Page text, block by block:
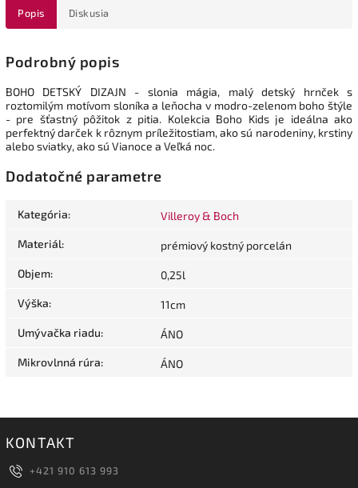
Popis Diskusia
Podrobný popis
BOHO DETSKÝ DIZAJN - slonia mágia, malý detský hrnček s
roztomilým motívom sloníka a leňocha v modro-zelenom boho štýle
- pre šťastný pôžitok z pitia. Kolekcia Boho Kids je ideálna ako
perfektný darček k rôznym príležitostiam, ako sú narodeniny, krstiny
alebo sviatky, ako sú Vianoce a Veľká noc.
Dodatočné parametre
Kategória: Villeroy & Boch
Materiál: prémiový kostný porcelán
Objem: 0,25l
Výška: 11cm
Umývačka riadu: ÁNO
Mikrovlnná rúra: ÁNO
KONTAKT
+421 910 613 993